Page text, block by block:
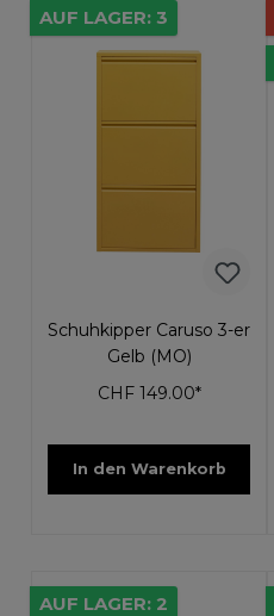
AUF LAGER: 3
Schuhkipper Caruso 3-er
Gelb (MO)
CHF 149.00*
In den Warenkorb
AUF LAGER: 2